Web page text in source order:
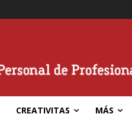
CREATIVITAS MÁS